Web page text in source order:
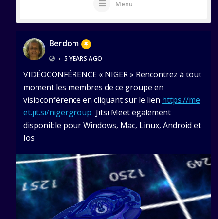
Menu
Berdom
• 5 YEARS AGO
VIDÉOCONFÉRENCE « NIGER » Rencontrez à tout
moment les membres de ce groupe en
visioconférence en cliquant sur le lien https://me
et.jit.si/nigergroup Jitsi Meet également
disponible pour Windows, Mac, Linux, Android et
Ios